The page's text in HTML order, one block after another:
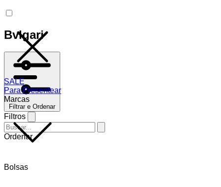
SALE
Para Presentear
Marcas
Bolsas
Bvlgari
Filtrar e Ordenar
Filtros
Ordenar